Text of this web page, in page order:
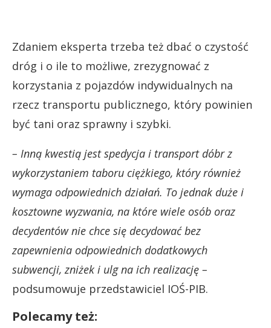
Zdaniem eksperta trzeba też dbać o czystość
dróg i o ile to możliwe, zrezygnować z
korzystania z pojazdów indywidualnych na
rzecz transportu publicznego, który powinien
być tani oraz sprawny i szybki.
– Inną kwestią jest spedycja i transport dóbr z
wykorzystaniem taboru ciężkiego, który również
wymaga odpowiednich działań. To jednak duże i
kosztowne wyzwania, na które wiele osób oraz
decydentów nie chce się decydować bez
zapewnienia odpowiednich dodatkowych
subwencji, zniżek i ulg na ich realizację –
podsumowuje przedstawiciel IOŚ-PIB.
Polecamy też: